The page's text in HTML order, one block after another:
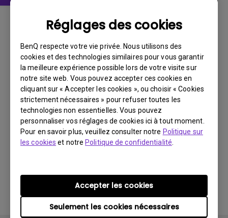
Réglages des cookies
BenQ respecte votre vie privée. Nous utilisons des
cookies et des technologies similaires pour vous garantir
la meilleure expérience possible lors de votre visite sur
notre site web. Vous pouvez accepter ces cookies en
cliquant sur « Accepter les cookies », ou choisir « Cookies
strictement nécessaires » pour refuser toutes les
technologies non essentielles. Vous pouvez
personnaliser vos réglages de cookies ici à tout moment.
Pour en savoir plus, veuillez consulter notre Politique sur
les cookies et notre Politique de confidentialité
Seulement les cookies nécessaires
Accepter les cookies
WHQL driver
Système d’exploitation: Windows10|Windows7|Windows8
OS Version:
Mise à jour: 2017/04/24
Taille du fichier:9.11 KB
Télécharger
En utilisant l'un des logiciels ci-dessus, vous acceptez
les conditions de notrecontrat de licence utilisateur
final.